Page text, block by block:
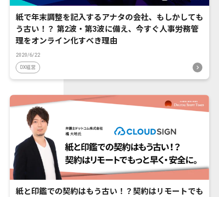
紙で年末調整を記入するアナタの会社、もしかしても
う古い！？ 第2波・第3波に備え、今すぐ人事労務管
理をオンライン化すべき理由
2020/6/22
DX経営
紙と印鑑での契約はもう古い！？契約はリモートでも